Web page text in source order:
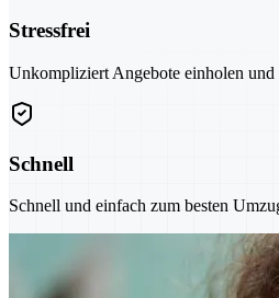
Stressfrei
Unkompliziert Angebote einholen und
Schnell
Schnell und einfach zum besten